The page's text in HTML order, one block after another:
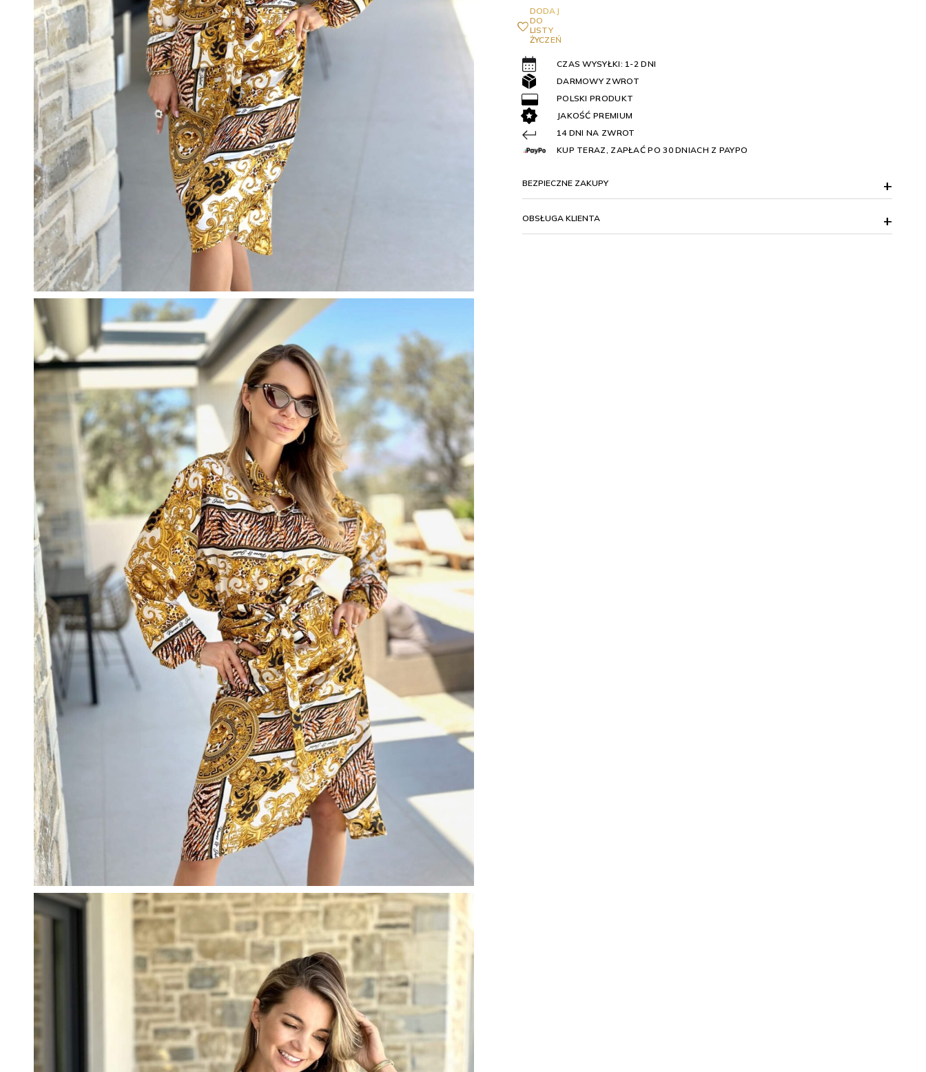
DODAJ
DO
LISTY
ŻYCZEŃ
CZAS WYSYŁKI: 1-2 DNI
DARMOWY ZWROT
POLSKI PRODUKT
JAKOŚĆ PREMIUM
14 DNI NA ZWROT
KUP TERAZ, ZAPŁAĆ PO 30 DNIACH Z PAYPO
BEZPIECZNE ZAKUPY
OBSŁUGA KLIENTA